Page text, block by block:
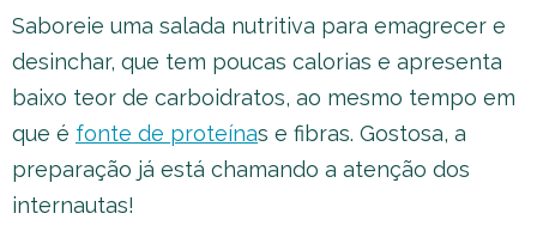
Saboreie uma salada nutritiva para emagrecer e
desinchar, que tem poucas calorias e apresenta
baixo teor de carboidratos, ao mesmo tempo em
que é fonte de proteínas e fibras. Gostosa, a
preparação já está chamando a atenção dos
internautas!